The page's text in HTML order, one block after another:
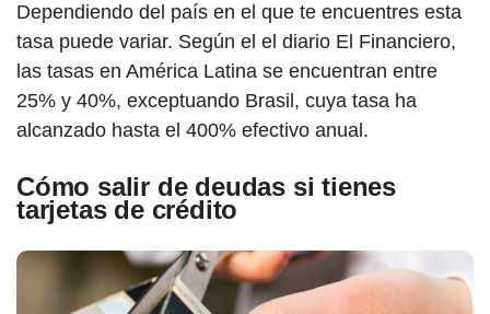
Dependiendo del país en el que te encuentres esta
tasa puede variar. Según el el diario El Financiero,
las tasas en América Latina se encuentran entre
25% y 40%, exceptuando Brasil, cuya tasa ha
alcanzado hasta el 400% efectivo anual.
Cómo salir de deudas si tienes
tarjetas de crédito